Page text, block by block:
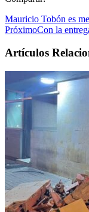
Mauricio Tobón es
PróximoCon la
Artículos